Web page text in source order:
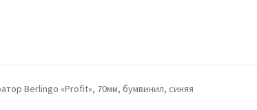
Berlingo «Profit», 70мм, бумвинил, синяя